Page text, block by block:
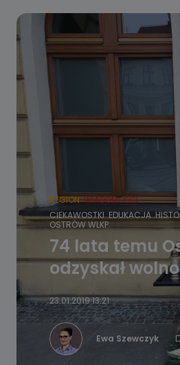
REGION WIADOMOŚCI
CIEKAWOSTKI EDUKACJA
OSTRÓW WLKP.
74 lata temu
odzyskał
23.01.2019 13:21
Ewa Szewczyk